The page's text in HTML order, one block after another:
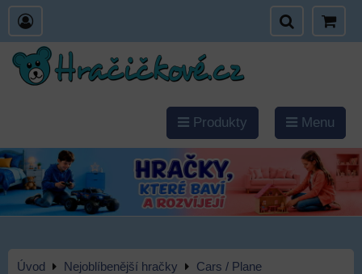
Produkty Menu
Úvod Nejoblíbenější hračky Cars / Plane